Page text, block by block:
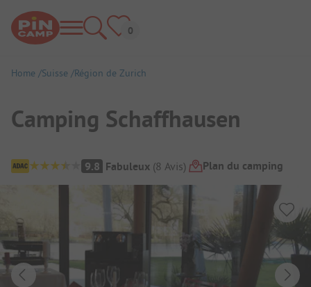
Home Suisse Région de Zurich
Camping Schaffhausen
Aperçu du camping
9.8 Fabuleux (8 Avis) Plan du camping